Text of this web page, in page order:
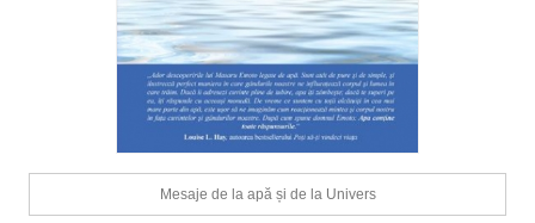
Mesaje de la apă și de la Univers